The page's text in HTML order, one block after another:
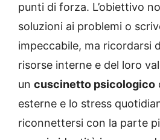
punti di forza. L’obiettivo
soluzioni ai problemi o
impeccabile, ma ricordarsi
risorse interne e del loro
un cuscinetto psicologico
esterne e lo stress
riconnettersi con la parte